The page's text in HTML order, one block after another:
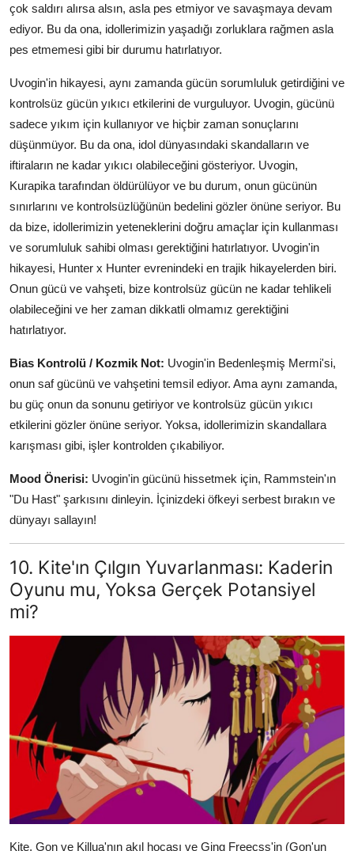
çok saldırı alırsa alsın, asla pes etmiyor ve savaşmaya devam
ediyor. Bu da ona, idollerimizin yaşadığı zorluklara rağmen asla
pes etmemesi gibi bir durumu hatırlatıyor.
Uvogin'in hikayesi, aynı zamanda gücün sorumluluk getirdiğini ve
kontrolsüz gücün yıkıcı etkilerini de vurguluyor. Uvogin, gücünü
sadece yıkım için kullanıyor ve hiçbir zaman sonuçlarını
düşünmüyor. Bu da ona, idol dünyasındaki skandalların ve
iftiraların ne kadar yıkıcı olabileceğini gösteriyor. Uvogin,
Kurapika tarafından öldürülüyor ve bu durum, onun gücünün
sınırlarını ve kontrolsüzlüğünün bedelini gözler önüne seriyor. Bu
da bize, idollerimizin yeteneklerini doğru amaçlar için kullanması
ve sorumluluk sahibi olması gerektiğini hatırlatıyor. Uvogin'in
hikayesi, Hunter x Hunter evrenindeki en trajik hikayelerden biri.
Onun gücü ve vahşeti, bize kontrolsüz gücün ne kadar tehlikeli
olabileceğini ve her zaman dikkatli olmamız gerektiğini
hatırlatıyor.
Bias Kontrolü / Kozmik Not: Uvogin'in Bedenleşmiş Mermi'si,
onun saf gücünü ve vahşetini temsil ediyor. Ama aynı zamanda,
bu güç onun da sonunu getiriyor ve kontrolsüz gücün yıkıcı
etkilerini gözler önüne seriyor. Yoksa, idollerimizin skandallara
karışması gibi, işler kontrolden çıkabiliyor.
Mood Önerisi: Uvogin'in gücünü hissetmek için, Rammstein'ın
"Du Hast" şarkısını dinleyin. İçinizdeki öfkeyi serbest bırakın ve
dünyayı sallayın!
10. Kite'ın Çılgın Yuvarlanması: Kaderin
Oyunu mu, Yoksa Gerçek Potansiyel
mi?
Kite, Gon ve Killua'nın akıl hocası ve Ging Freecss'in (Gon'un